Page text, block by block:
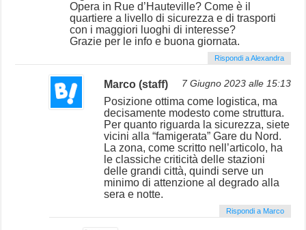
Opera in Rue d’Hauteville? Come è il
quartiere a livello di sicurezza e di trasporti
con i maggiori luoghi di interesse?
Grazie per le info e buona giornata.
Rispondi a Alexandra
Marco (staff) 7 Giugno 2023 alle 15:13
Posizione ottima come logistica, ma
decisamente modesto come struttura.
Per quanto riguarda la sicurezza, siete
vicini alla “famigerata” Gare du Nord.
La zona, come scritto nell’articolo, ha
le classiche criticità delle stazioni
delle grandi città, quindi serve un
minimo di attenzione al degrado alla
sera e notte.
Rispondi a Marco